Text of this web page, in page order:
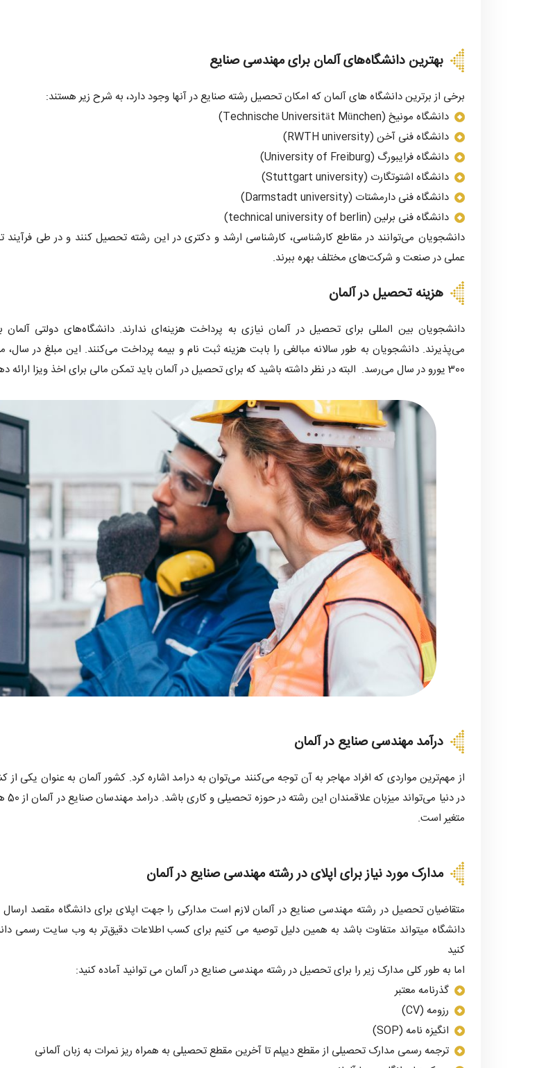
بهترین دانشگاه‌های آلمان برای مهندسی صنایع
برخی از برترین دانشگاه های آلمان که امکان تحصیل رشته صنایع در آنها وجود دارد، به شرح زیر هستند:
دانشگاه مونیخ (Technische Universität München)
دانشگاه فنی آخن (RWTH university)
دانشگاه فرایبورگ (University of Freiburg)
دانشگاه اشتوتگارت (Stuttgart university)
دانشگاه فنی دارمشتات (Darmstadt university)
دانشگاه فنی برلین (technical university of berlin)
دانشجویان می‌توانند در مقاطع کارشناسی، کارشناسی ارشد و دکتری در این رشته تحصیل کنند و در طی
عملی در صنعت و شرکت‌های مختلف بهره‌ ببرند.
هزینه تحصیل در آلمان
دانشجویان بین المللی برای تحصیل در آلمان نیازی به پرداخت هزینه‌ای ندارند. دانشگاه‌های دولتی
می‌پذیرند. دانشجویان به طور سالانه مبالغی را بابت هزینه ثبت نام و بیمه پرداخت می‌کنند. این مبلغ در سال،
300 یورو در سال می‌رسد. البته در نظر داشته باشید که برای تحصیل در آلمان باید تمکن مالی برای اخذ ویزا ارائه دهید.
درآمد مهندسی صنایع در آلمان
از مهم‌ترین مواردی که افراد مهاجر به آن توجه می‌کنند می‌توان به درامد اشاره کرد. کشور آلمان به عنوان یکی
متغیر است.
مدارک مورد نیاز برای اپلای در رشته مهندسی صنایع در آلمان
متقاضیان تحصیل در رشته مهندسی صنایع در آلمان لازم است مدارکی را جهت اپلای برای دانشگاه مقصد
دانشگاه میتواند متفاوت باشد به همین دلیل توصیه می کنیم برای کسب اطلاعات دقیق‌تر به وب سایت رسمی
کنید
اما به طور کلی مدارک زیر را برای تحصیل در رشته مهندسی صنایع در آلمان می توانید آماده کنید:
گذرنامه معتبر
رزومه (CV)
انگیزه نامه (SOP)
ترجمه رسمی مدارک تحصیلی از مقطع دیپلم تا آخرین مقطع تحصیلی به همراه ریز نمرات به زبان آلمانی